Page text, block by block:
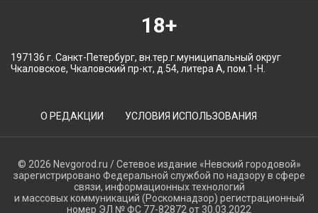
18+
197136 г. Санкт-Петербург, вн.тер.г.муниципальный округ
Чкаловское, Чкаловский пр-кт, д.54, литера А, пом.1-Н.
О РЕДАКЦИИ УСЛОВИЯ ИСПОЛЬЗОВАНИЯ
© 2026 Nevgorod.ru / Сетевое издание «Невский городовой»
зарегистрировано Федеральной службой по надзору в сфере
связи, информационных технологий
и массовых коммуникаций (Роскомнадзор) регистрационный
номер ЭЛ № ФС 77-82872 от 30.03.2022